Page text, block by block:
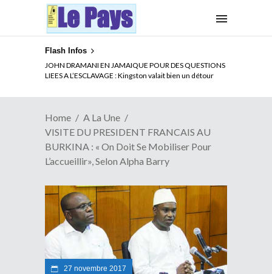
Flash Infos
JOHN DRAMANI EN JAMAIQUE POUR DES QUESTIONS
LIEES A L’ESCLAVAGE : Kingston valait bien un détour
ELECTION DE TALON A LA TETE DU SENAT BENINOIS :
Quand Patrice quitte le pouvoir sans partir !
Home
A La Une
VISITE DU PRESIDENT FRANCAIS AU
BURKINA : « On Doit Se Mobiliser Pour
L’accueillir», Selon Alpha Barry
27 novembre 2017